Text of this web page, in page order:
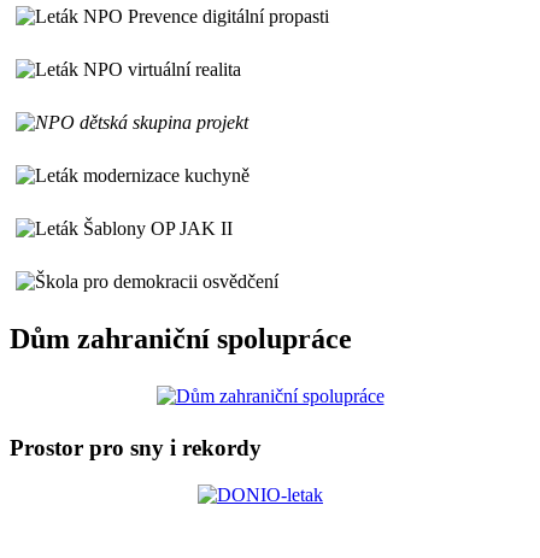
Dům zahraniční spolupráce
Prostor pro sny i rekordy